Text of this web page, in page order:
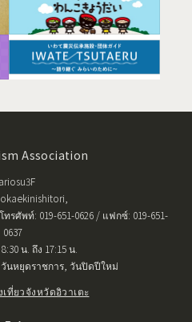
Association
รศัพท์: 019-651-0626 / แฟกซ์: 019-651-
0637
น. ถึง 17:15 น.
นหยุดราชการ, วันปิดปีใหม่
ที่ยวจังหวัดอิวาเตะ